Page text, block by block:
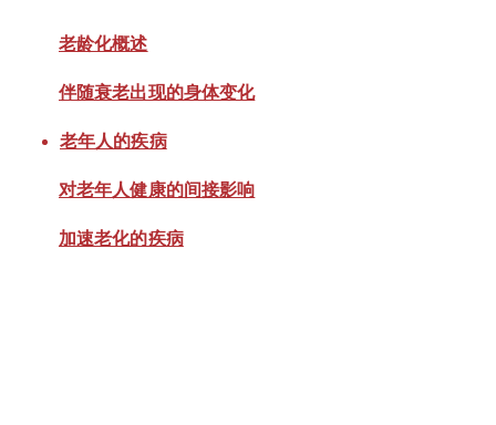
老龄化概述
伴随衰老出现的身体变化
老年人的疾病
对老年人健康的间接影响
加速老化的疾病